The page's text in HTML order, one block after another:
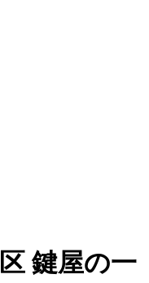
鍵屋の一